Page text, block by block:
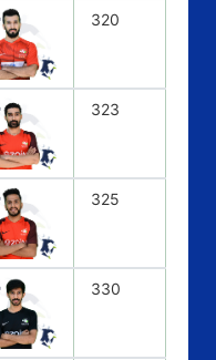
320
323
325
330